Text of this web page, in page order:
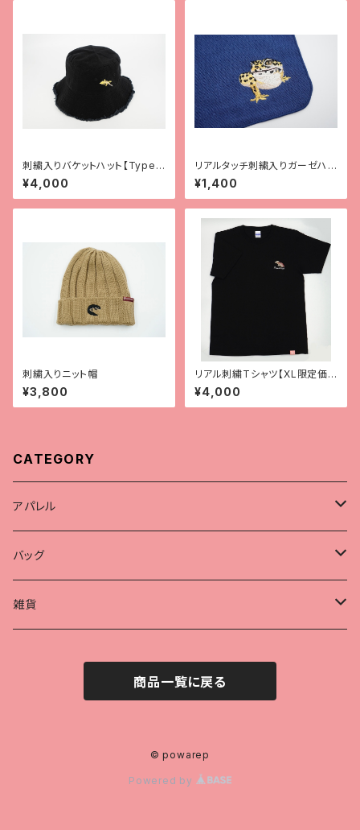
刺繍入りバケットハット【Type
2】
¥4,000
リアルタッチ刺繍入りガーゼハン
カチ【レオパ（ハイイエロー）】
¥1,400
刺繍入りニット帽
¥3,800
リアル刺繍Tシャツ【XL限定価
格！！】
¥4,000
CATEGORY
アパレル
Tシャツ
帽子
バッグ
保温冷バッグ
雑貨
商品一覧に戻る
© powarep
Powered by